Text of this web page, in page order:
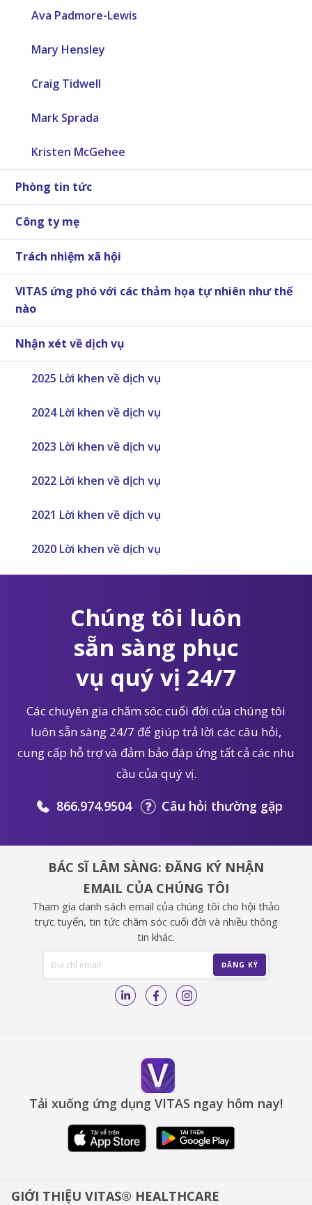
Ava Padmore-Lewis
Mary Hensley
Craig Tidwell
Mark Sprada
Kristen McGehee
Phòng tin tức
Công ty mẹ
Trách nhiệm xã hội
VITAS ứng phó với các thảm họa tự nhiên như thế
nào
Nhận xét về dịch vụ
2025 Lời khen về dịch vụ
2024 Lời khen về dịch vụ
2023 Lời khen về dịch vụ
2022 Lời khen về dịch vụ
2021 Lời khen về dịch vụ
2020 Lời khen về dịch vụ
Chúng tôi luôn
sẵn sàng phục
vụ quý vị 24/7
Các chuyên gia chăm sóc cuối đời của chúng tôi
luôn sẵn sàng 24/7 để giúp trả lời các câu hỏi,
cung cấp hỗ trợ và đảm bảo đáp ứng tất cả các nhu
cầu của quý vị.
866.974.9504 Câu hỏi thường gặp
BÁC SĨ LÂM SÀNG: ĐĂNG KÝ NHẬN
EMAIL CỦA CHÚNG TÔI
Tham gia danh sách email của chúng tôi cho hội thảo
trực tuyến, tin tức chăm sóc cuối đời và nhiều thông
tin khác.
Tải xuống ứng dụng VITAS ngay hôm nay!
GIỚI THIỆU VITAS® HEALTHCARE